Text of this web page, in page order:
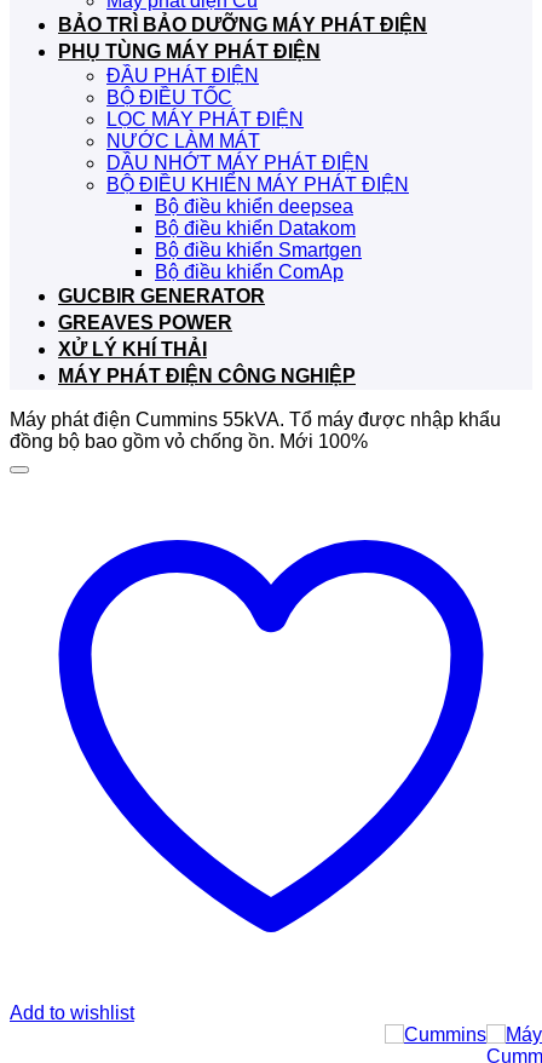
BẢO TRÌ BẢO DƯỠNG MÁY PHÁT ĐIỆN
PHỤ TÙNG MÁY PHÁT ĐIỆN
ĐẦU PHÁT ĐIỆN
BỘ ĐIỀU TỐC
LỌC MÁY PHÁT ĐIỆN
NƯỚC LÀM MÁT
DẦU NHỚT MÁY PHÁT ĐIỆN
BỘ ĐIỀU KHIỂN MÁY PHÁT ĐIỆN
Bộ điều khiển deepsea
Bộ điều khiển Datakom
Bộ điều khiển Smartgen
Bộ điều khiển ComAp
GUCBIR GENERATOR
GREAVES POWER
XỬ LÝ KHÍ THẢI
MÁY PHÁT ĐIỆN CÔNG NGHIỆP
Máy phát điện Cummins 55kVA. Tổ máy được nhập khẩu
đồng bộ bao gồm vỏ chống ồn. Mới 100%
Add to wishlist